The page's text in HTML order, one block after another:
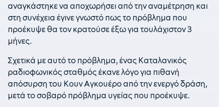
αναγκάστηκε να αποχωρήσει από την αναμέτρηση και
στη συνέχεια έγινε γνωστό πως το πρόβλημα που
προέκυψε θα τον κρατούσε έξω για τουλάχιστον 3
μήνες.
Σχετικά με αυτό το πρόβλημα, ένας Καταλανικός
ραδιοφωνικός σταθμός έκανε λόγο για πιθανή
απόσυρση του Κουν Αγκουέρο από την ενεργό δράση,
μετά το σοβαρό πρόβλημα υγείας που προέκυψε.